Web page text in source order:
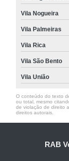
Vila Nogueira
Vila Palmeiras
Vila Rica
Vila São Bento
Vila União
O conteúdo do texto
ou total, mesmo
de violação de direito
direitos autorais
RAB